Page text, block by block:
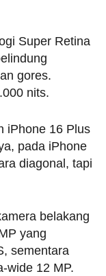
Super Retina
gores.
nits.
iPhone 16 Plus
pada iPhone
diagonal, tapi
belakang
yang
sementara
wide 12 MP.